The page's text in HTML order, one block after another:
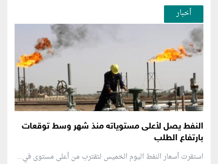
أخبار
النفط يصل لأعلى مستوياته منذ شهر وسط توقعات
بارتفاع الطلب
استقرت أسعار النفط اليوم الخميس لتقترب من أعلى مستوى في...